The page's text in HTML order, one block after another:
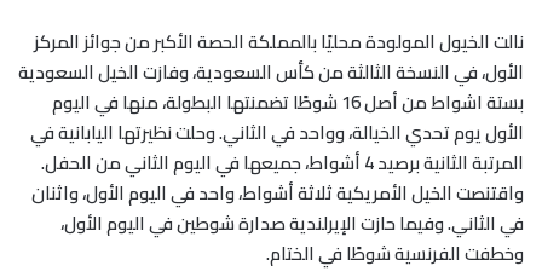
نالت الخيول المولودة محليًا بالمملكة الحصة الأكبر من جوائز المركز
الأول، في النسخة الثالثة من كأس السعودية، وفازت الخيل السعودية
بستة اشواط من أصل 16 شوطًا تضمنتها البطولة، منها في اليوم
الأول يوم تحدي الخيالة، وواحد في الثاني. وحلت نظيرتها اليابانية في
المرتبة الثانية برصيد 4 أشواط، جميعها في اليوم الثاني من الحفل.
واقتنصت الخيل الأمريكية ثلاثة أشواط، واحد في اليوم الأول، واثنان
في الثاني. وفيما حازت الإيرلندية صدارة شوطين في اليوم الأول،
وخطفت الفرنسية شوطًا في الختام.